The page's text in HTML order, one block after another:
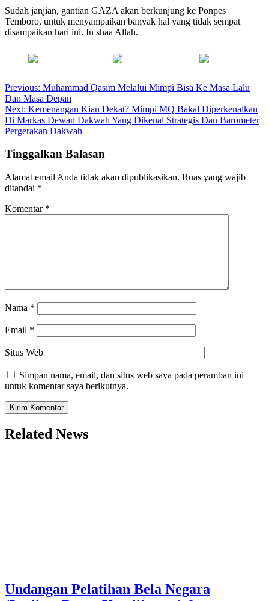
Sudah janjian, gantian GAZA akan berkunjung ke Ponpes
Temboro, untuk menyampaikan banyak hal yang tidak sempat
disampaikan hari ini. In shaa Allah.
Navigasi
pos
Previous: Muhammad Qasim Melalui Mimpi Bisa Ke Masa Lalu
Dan Masa Depan
Next: Kemenangan Kian Dekat? Mimpi MQ Bakal Diperkenalkan
Di Markas Dewan Dakwah Yang Dikenal Strategis Dan Barometer
Pergerakan Dakwah
Tinggalkan Balasan
Alamat email Anda tidak akan dipublikasikan. Ruas yang wajib
ditandai *
Komentar *
Nama *
Email *
Situs Web
Simpan nama, email, dan situs web saya pada peramban ini
untuk komentar saya berikutnya.
Related News
Undangan Pelatihan Bela Negara